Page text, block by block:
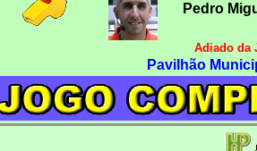
Pedro
Adiado da
Pavilhão